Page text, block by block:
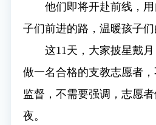
他们即将开赴前线，
子们前进的路，温暖孩子们
这11天，大家披星戴
做一名合格的支教志愿者
监督，不需要强调，志愿
夜。